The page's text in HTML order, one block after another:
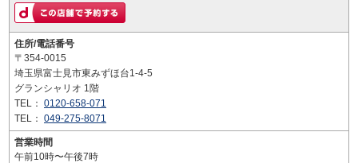
住所/電話番号
〒354-0015
埼玉県富士見市東みずほ台1-4-5
グランシャリオ 1階
TEL： 0120-658-071
TEL： 049-275-8071
営業時間
午前10時〜午後7時